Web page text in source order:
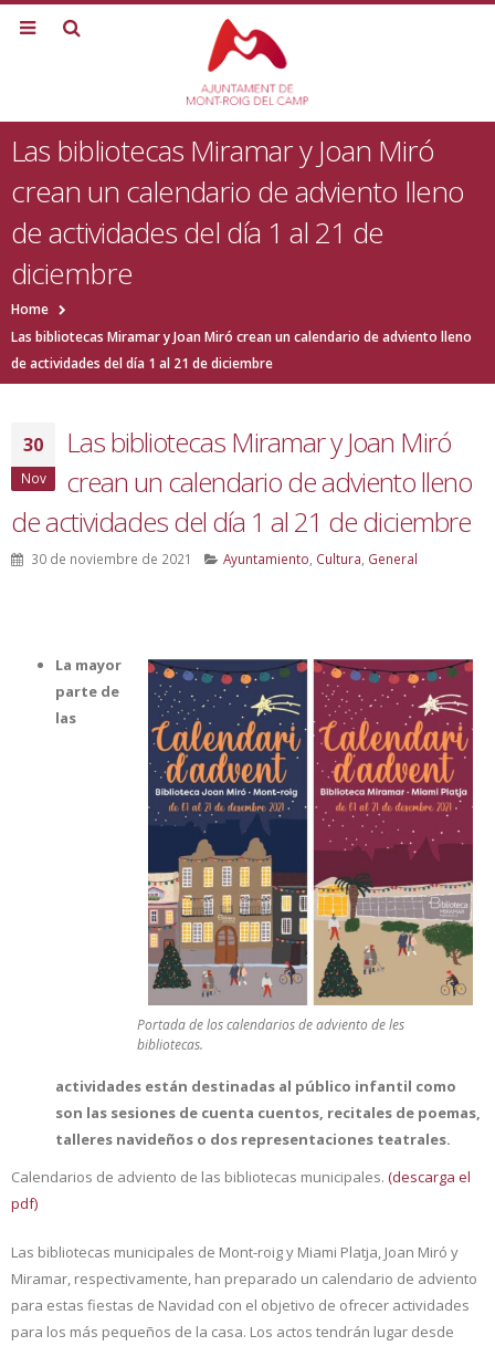
Las bibliotecas Miramar y Joan Miró
crean un calendario de adviento lleno
de actividades del día 1 al 21 de
diciembre
Home
Las bibliotecas Miramar y Joan Miró crean un calendario de adviento lleno
de actividades del día 1 al 21 de diciembre
30
Nov
Las bibliotecas Miramar y Joan Miró
crean un calendario de adviento lleno
de actividades del día 1 al 21 de diciembre
30 de noviembre de 2021 Ayuntamiento Cultura General
Portada de los calendarios de adviento de les
bibliotecas.
La mayor
parte de
las
actividades están destinadas al público infantil como
son las sesiones de cuenta cuentos, recitales de poemas,
talleres navideños o dos representaciones teatrales.
Calendarios de adviento de las bibliotecas municipales. (descarga el
pdf)
Las bibliotecas municipales de Mont-roig y Miami Platja, Joan Miró y
Miramar, respectivamente, han preparado un calendario de adviento
para estas fiestas de Navidad con el objetivo de ofrecer actividades
para los más pequeños de la casa. Los actos tendrán lugar desde